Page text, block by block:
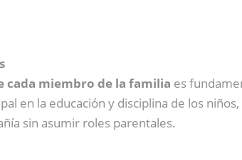
cada miembro de la familia es
en la educación y disciplina de los
sin asumir roles parentales.